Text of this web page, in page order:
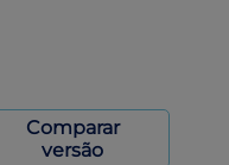
Comparar
versão